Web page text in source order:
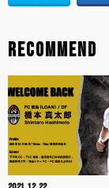
RECOMMEND